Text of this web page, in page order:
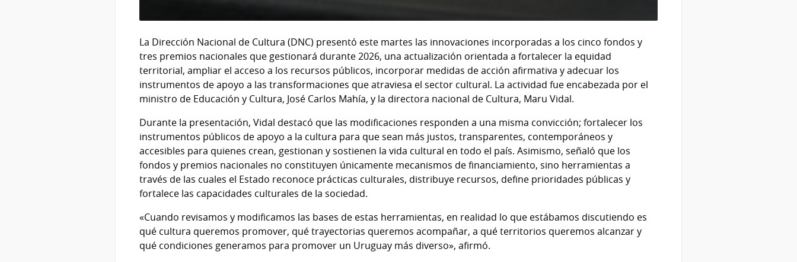
La Dirección Nacional de Cultura (DNC) presentó este martes las innovaciones incorporadas a los cinco fondos y
tres premios nacionales que gestionará durante 2026, una actualización orientada a fortalecer la equidad
territorial, ampliar el acceso a los recursos públicos, incorporar medidas de acción afirmativa y adecuar los
instrumentos de apoyo a las transformaciones que atraviesa el sector cultural. La actividad fue encabezada por el
ministro de Educación y Cultura, José Carlos Mahía, y la directora nacional de Cultura, Maru Vidal.
Durante la presentación, Vidal destacó que las modificaciones responden a una misma convicción; fortalecer los
instrumentos públicos de apoyo a la cultura para que sean más justos, transparentes, contemporáneos y
accesibles para quienes crean, gestionan y sostienen la vida cultural en todo el país. Asimismo, señaló que los
fondos y premios nacionales no constituyen únicamente mecanismos de financiamiento, sino herramientas a
través de las cuales el Estado reconoce prácticas culturales, distribuye recursos, define prioridades públicas y
fortalece las capacidades culturales de la sociedad.
«Cuando revisamos y modificamos las bases de estas herramientas, en realidad lo que estábamos discutiendo es
qué cultura queremos promover, qué trayectorias queremos acompañar, a qué territorios queremos alcanzar y
qué condiciones generamos para promover un Uruguay más diverso», afirmó.